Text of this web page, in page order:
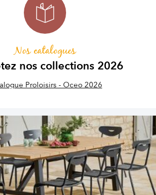
Nos catalogues
nos collections 2026
Proloisirs - Oceo 2026